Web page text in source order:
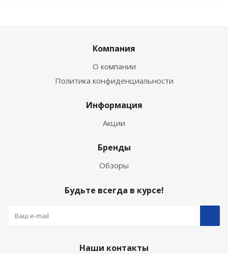
Компания
О компании
Политика конфиденциальности
Информация
Акции
Бренды
Обзоры
Будьте всегда в курсе!
Наши контакты